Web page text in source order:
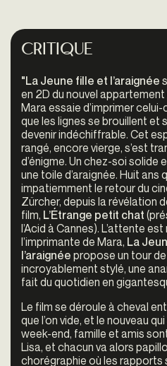
Critique
"La Jeune fille et l’araignée
en 2D du nouvel
Mara essaie d’imprimer
que les lignes se brouillent et
devenir indéchiffrable. Cet
rangé, encore vierge, s’est
d’énigme. Un chez-soi solide
une toile d’araignée. Huit ans
impatiemment le retour du
Zürcher, depuis la révélation
film, L’Étrange petit chat
l’Acid à Cannes). L’attente
l’imprimante de Mara, La
l’araignée propose un tour
incroyablement stylé, une
fait du quotidien en
Le film se déroule à cheval
que l’on vide, et le nouveau
week-end, famille et amis
Lisa, et chacun va alors
chorégraphie où les rapports